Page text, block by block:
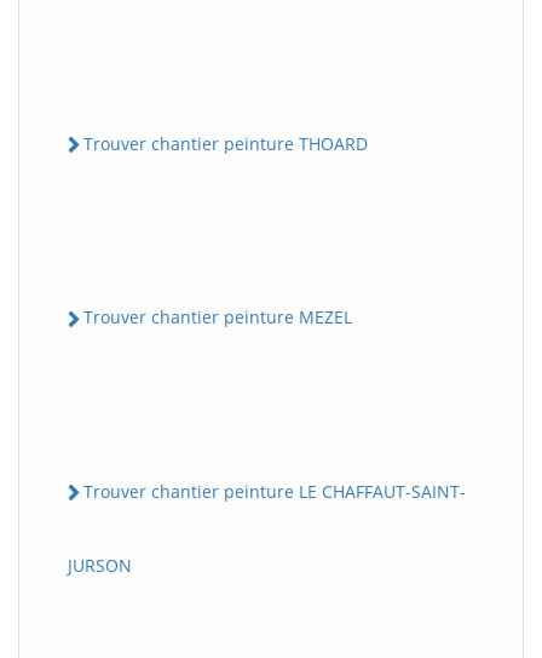
Trouver chantier peinture THOARD
Trouver chantier peinture MEZEL
Trouver chantier peinture LE CHAFFAUT-SAINT-
JURSON